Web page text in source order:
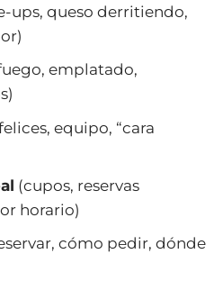
ups, queso derritiendo,
emplatado,
equipo, “cara
(cupos, reservas
horario)
cómo pedir, dónde